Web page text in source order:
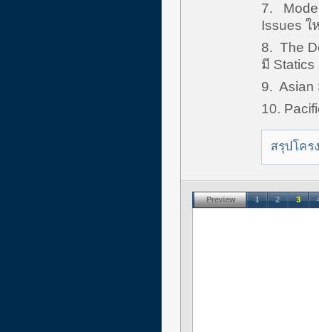
7.
Issues ใ
8. The
มี Statics
9. Asian
10.
สรุปโค
Preview 1 2 3